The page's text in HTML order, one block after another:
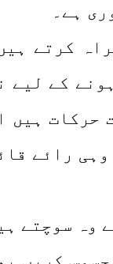
ہے۔
کرتے
کے لیے
حرکات ہیں
رائے
وہ سوچتے